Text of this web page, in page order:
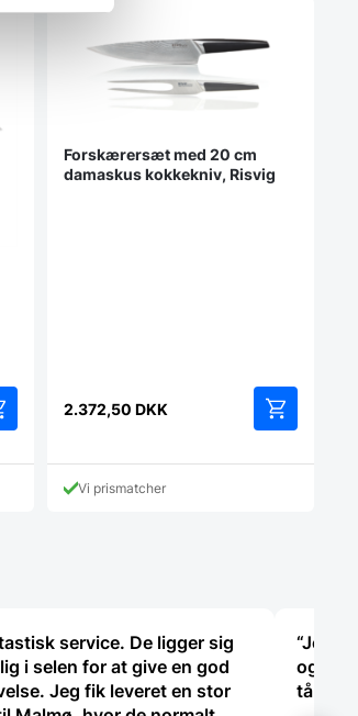
Forskærersæt med 20 cm
damaskus kokkekniv, Risvig
2.372,50 DKK
Vi prismatcher
service. De ligger sig
i selen for at give en god
Jeg fik leveret en stor
“Jeg
og der